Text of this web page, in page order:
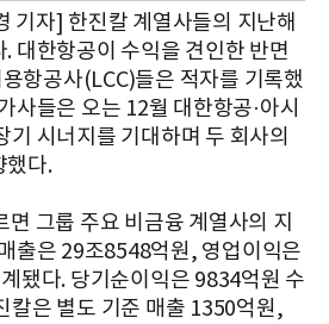
기자] 한진칼 계열사들의 지난해
대한항공이 수익을 견인한 반면
항공사(LCC)들은 적자를 기록했
사들은 오는 12월 대한항공·아시
기 시너지를 기대하며 두 회사의
했다.
그룹 주요 비금융 계열사의 지
출은 29조8548억원, 영업이익은
됐다. 당기순이익은 9834억원 수
칼은 별도 기준 매출 1350억원,